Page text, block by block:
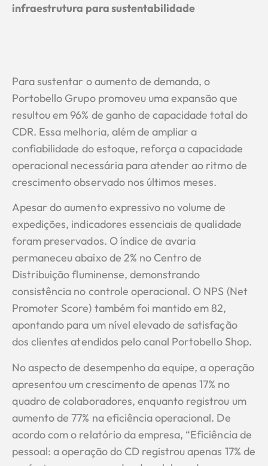
infraestrutura para sustentabilidade
Para sustentar o aumento de demanda, o
Portobello Grupo promoveu uma expansão que
resultou em 96% de ganho de capacidade total do
CDR. Essa melhoria, além de ampliar a
confiabilidade do estoque, reforça a capacidade
operacional necessária para atender ao ritmo de
crescimento observado nos últimos meses.
Apesar do aumento expressivo no volume de
expedições, indicadores essenciais de qualidade
foram preservados. O índice de avaria
permaneceu abaixo de 2% no Centro de
Distribuição fluminense, demonstrando
consistência no controle operacional. O NPS (Net
Promoter Score) também foi mantido em 82,
apontando para um nível elevado de satisfação
dos clientes atendidos pelo canal Portobello Shop.
No aspecto de desempenho da equipe, a operação
apresentou um crescimento de apenas 17% no
quadro de colaboradores, enquanto registrou um
aumento de 77% na eficiência operacional. De
acordo com o relatório da empresa, “Eficiência de
pessoal: a operação do CD registrou apenas 17% de